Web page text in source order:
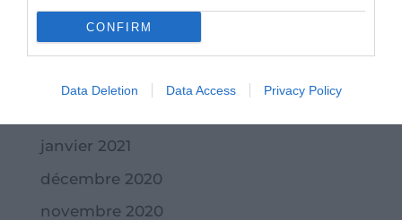
CONFIRM
Data Deletion Data Access Privacy Policy
mai 2021
avril 2021
janvier 2021
décembre 2020
novembre 2020